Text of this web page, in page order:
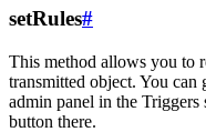
setRules#
This method allows you to
transmitted object. You can
admin panel in the
button there.